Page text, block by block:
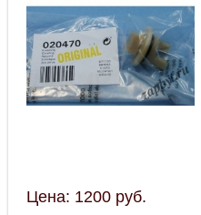
Цена: 1200 руб.